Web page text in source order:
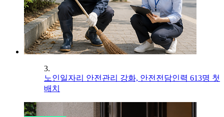
3.
노인일자리 안전관리 강화, 안전전담인력 613명 첫
배치